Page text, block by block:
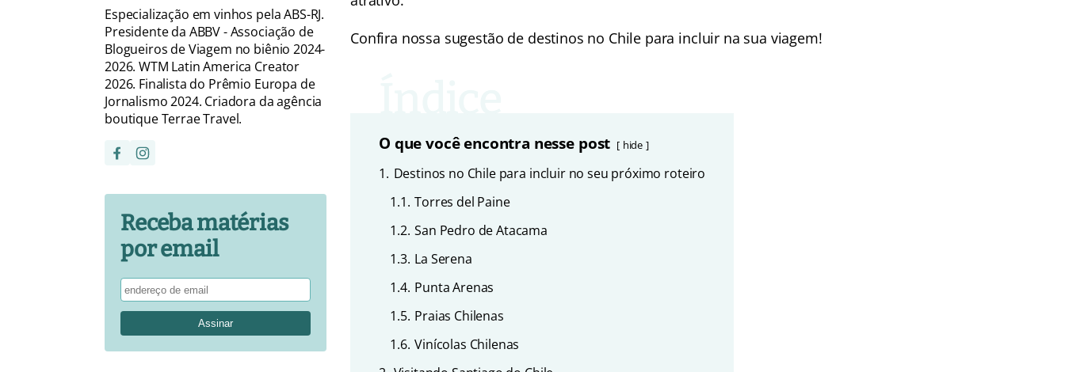
Confira nossa sugestão de destinos no Chile para incluir na sua viagem!
O que você encontra nesse post hide
1. Destinos no Chile para incluir no seu próximo roteiro
1.1. Torres del Paine
1.2. San Pedro de Atacama
1.3. La Serena
1.4. Punta Arenas
1.5. Praias Chilenas
1.6. Vinícolas Chilenas
Especialização em vinhos pela ABS-RJ.
Presidente da ABBV - Associação de
Blogueiros de Viagem no biênio 2024-
2026. WTM Latin America Creator
2026. Finalista do Prêmio Europa de
Jornalismo 2024. Criadora da agência
boutique Terrae Travel.
Receba matérias
por email